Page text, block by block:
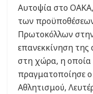
Αυτοψία στο
των
Πρωτοκόλλων
επανεκκίνηση της
στη χώρα, η οποία
πραγματοποίησε
Αθλητισμού,